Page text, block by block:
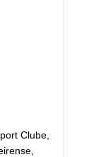
Clube,